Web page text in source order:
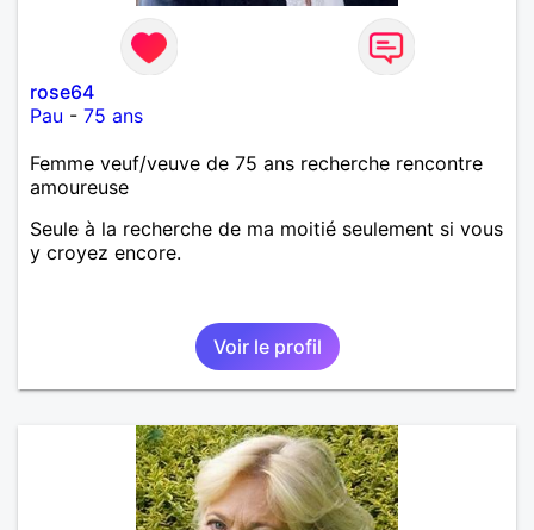
rose64
Pau - 75 ans
Femme veuf/veuve de 75 ans recherche rencontre
amoureuse
Seule à la recherche de ma moitié seulement si vous
y croyez encore.
Voir le profil